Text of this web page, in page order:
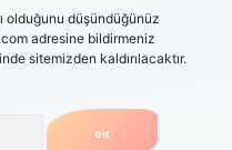
olduğunu düşündüğünüz
adresine bildirmeniz
sitemizden kaldırılacaktır.